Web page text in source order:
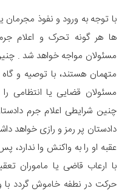
با توجه به ورود و نفوذ
ها هر گونه تحرک و اعلام
مسئولان مواجه خواهد شد .
متهمان هستند، با توصیه و
مسئولان قضایی یا انتظامی
چنین شرایطی اعلام جرم
دادستان پر رمز و رازی خواهد
عقبه او را به واکنش وا ندارد،
با ارعاب قاضی یا ماموران
حرکت در نطفه خاموش گردد با